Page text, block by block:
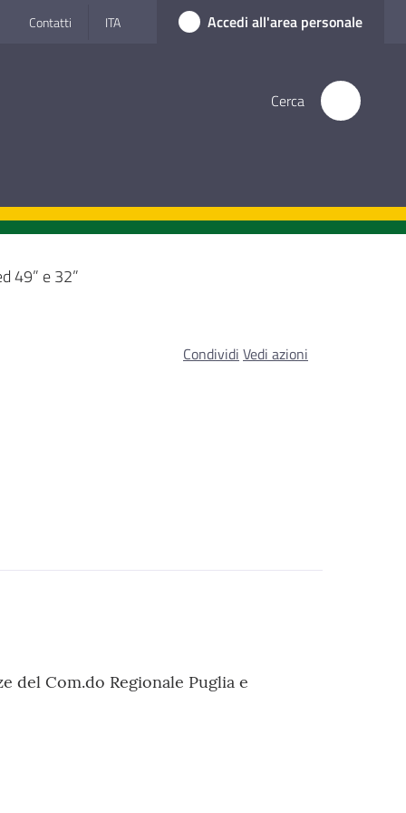
Contatti ITA Accedi all'area personale
Cerca
49” e 32”
Condividi Vedi azioni
del Com.do Regionale Puglia e